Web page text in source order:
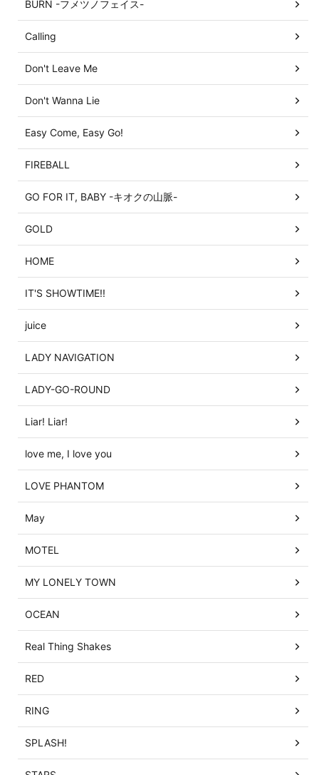
BURN -フメツノフェイス-
Calling
Don't Leave Me
Don't Wanna Lie
Easy Come, Easy Go!
FIREBALL
GO FOR IT, BABY -キオクの山脈-
GOLD
HOME
IT'S SHOWTIME!!
juice
LADY NAVIGATION
LADY-GO-ROUND
Liar! Liar!
love me, I love you
LOVE PHANTOM
May
MOTEL
MY LONELY TOWN
OCEAN
Real Thing Shakes
RED
RING
SPLASH!